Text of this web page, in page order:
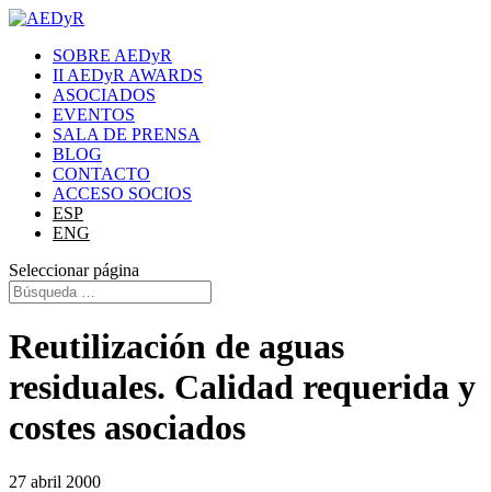
SOBRE AEDyR
II AEDyR AWARDS
ASOCIADOS
EVENTOS
SALA DE PRENSA
BLOG
CONTACTO
ACCESO SOCIOS
ESP
ENG
Seleccionar página
Reutilización de aguas
residuales. Calidad requerida y
costes asociados
27 abril 2000